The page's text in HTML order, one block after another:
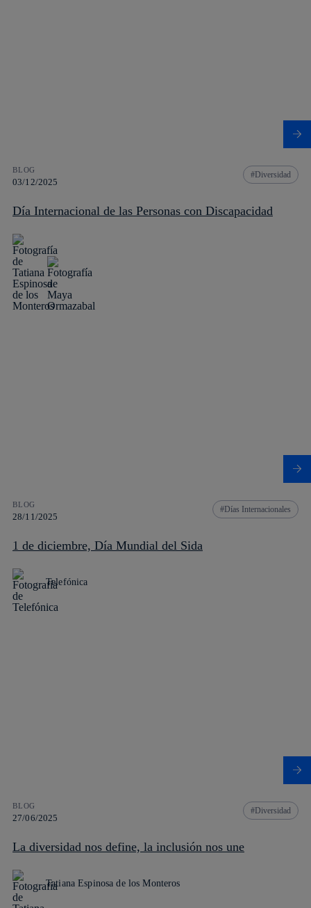
BLOG
03/12/2025
Diversidad
Día Internacional de las Personas con Discapacidad
BLOG
28/11/2025
Días Internacionales
1 de diciembre, Día Mundial del Sida
Telefónica
BLOG
27/06/2025
Diversidad
La diversidad nos define, la inclusión nos une
Tatiana Espinosa de los Monteros